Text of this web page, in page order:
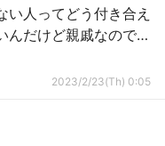
い人ってどう付き合え
んだけど親戚なので…
2023/2/23(Th) 0:05